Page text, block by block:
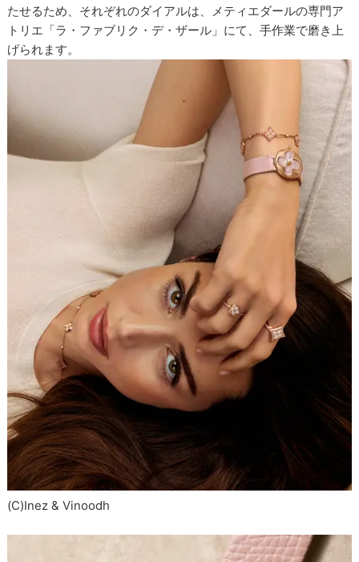
たせるため、それぞれのダイアルは、メティエダールの専門ア
トリエ「ラ・ファブリク・デ・ザール」にて、手作業で磨き上
げられます。
(C)Inez & Vinoodh